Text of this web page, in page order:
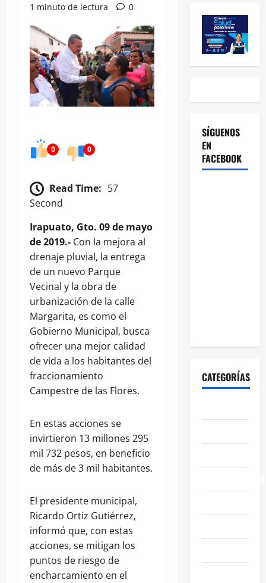
1 minuto de lectura
0
0 0
Read Time: 57
Second
Irapuato, Gto. 09 de mayo
de 2019.- Con la mejora al
drenaje pluvial, la entrega
de un nuevo Parque
Vecinal y la obra de
urbanización de la calle
Margarita, es como el
Gobierno Municipal, busca
ofrecer una mejor calidad
de vida a los habitantes del
fraccionamiento
Campestre de las Flores.
En estas acciones se
invirtieron 13 millones 295
mil 732 pesos, en beneficio
de más de 3 mil habitantes.
El presidente municipal,
Ricardo Ortiz Gutiérrez,
informó que, con estas
acciones, se mitigan los
puntos de riesgo de
encharcamiento en el
SÍGUENOS
EN
FACEBOOK
CATEGORÍAS